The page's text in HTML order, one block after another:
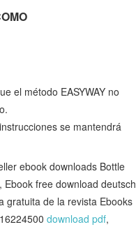
el método EASYWAY no
se mantendrá
ebook downloads Bottle
, Ebook free download deutsch
gratuita de la revista Ebooks
download pdf,